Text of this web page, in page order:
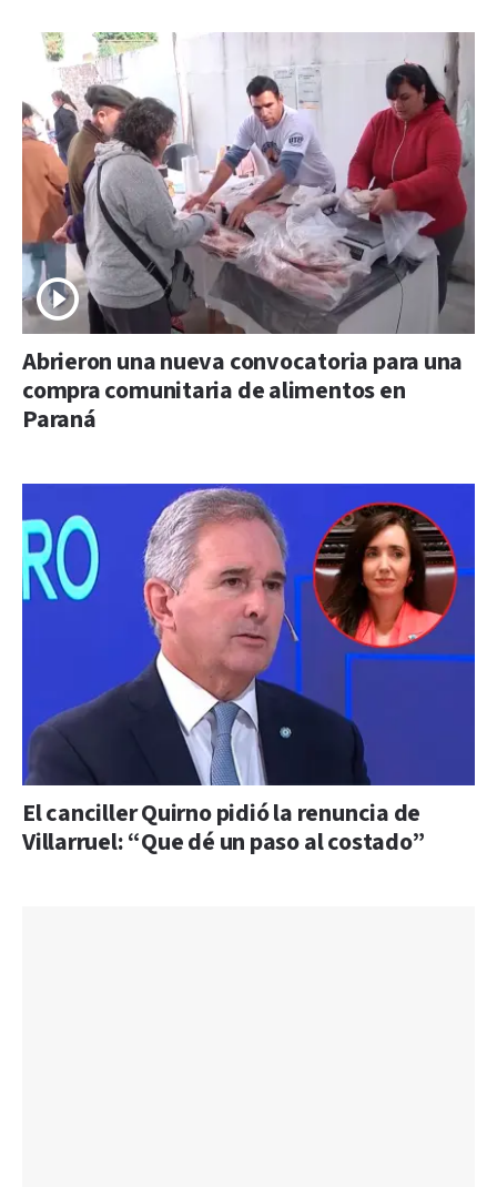
Abrieron una nueva convocatoria para una
compra comunitaria de alimentos en
Paraná
El canciller Quirno pidió la renuncia de
Villarruel: “Que dé un paso al costado”